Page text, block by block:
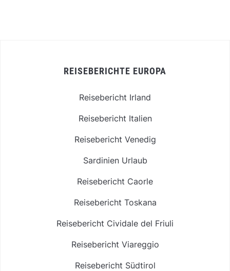
REISEBERICHTE EUROPA
Reisebericht Irland
Reisebericht Italien
Reisebericht Venedig
Sardinien Urlaub
Reisebericht Caorle
Reisebericht Toskana
Reisebericht Cividale del Friuli
Reisebericht Viareggio
Reisebericht Südtirol